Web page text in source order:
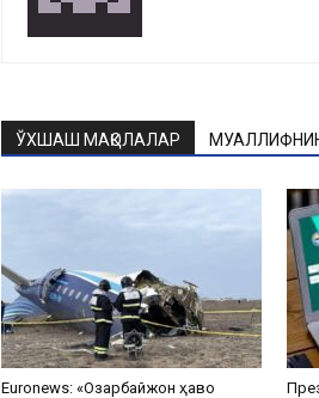
ЎХШАШ МАҚОЛАЛАР
Euronews: «Озарбайжон ҳаво